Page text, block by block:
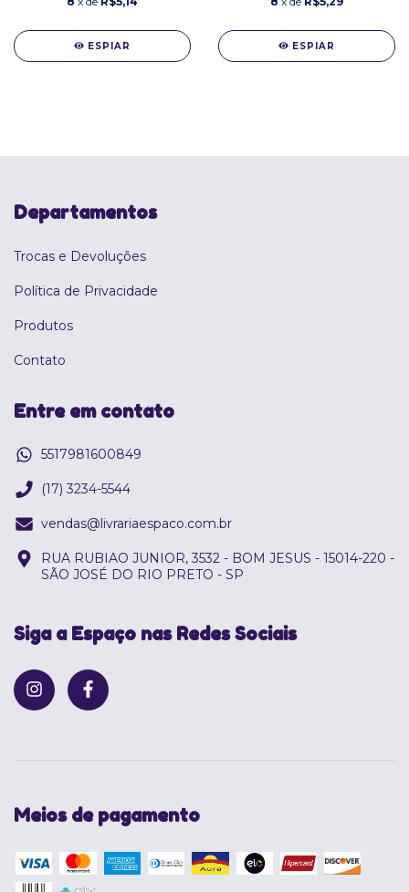
ESPIAR ESPIAR
Departamentos
Trocas e Devoluções
Política de Privacidade
Produtos
Contato
Entre em contato
5517981600849
(17) 3234-5544
vendas@livrariaespaco.com.br
RUA RUBIAO JUNIOR, 3532 - BOM JESUS - 15014-220 -
SÃO JOSÉ DO RIO PRETO - SP
Siga a Espaço nas Redes Sociais
Meios de pagamento